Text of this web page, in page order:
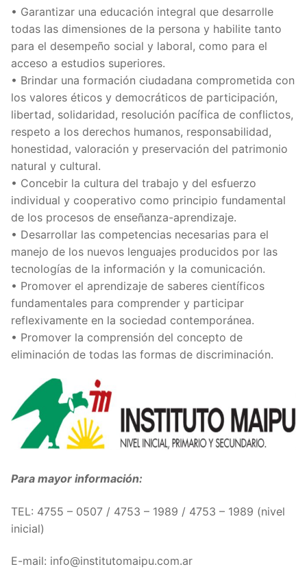
• Garantizar una educación integral que desarrolle
todas las dimensiones de la persona y habilite tanto
para el desempeño social y laboral, como para el
acceso a estudios superiores.
• Brindar una formación ciudadana comprometida con
los valores éticos y democráticos de participación,
libertad, solidaridad, resolución pacífica de conflictos,
respeto a los derechos humanos, responsabilidad,
honestidad, valoración y preservación del patrimonio
natural y cultural.
• Concebir la cultura del trabajo y del esfuerzo
individual y cooperativo como principio fundamental
de los procesos de enseñanza-aprendizaje.
• Desarrollar las competencias necesarias para el
manejo de los nuevos lenguajes producidos por las
tecnologías de la información y la comunicación.
• Promover el aprendizaje de saberes científicos
fundamentales para comprender y participar
reflexivamente en la sociedad contemporánea.
• Promover la comprensión del concepto de
eliminación de todas las formas de discriminación.
Para mayor información:
TEL: 4755 – 0507 / 4753 – 1989 / 4753 – 1989 (nivel
inicial)
E-mail: info@institutomaipu.com.ar